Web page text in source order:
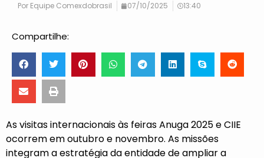
Por Equipe Comexdobrasil 07/10/2025 13:40
Compartilhe:
As visitas internacionais às feiras Anuga 2025 e CIIE
ocorrem em outubro e novembro. As missões
integram a estratégia da entidade de ampliar a